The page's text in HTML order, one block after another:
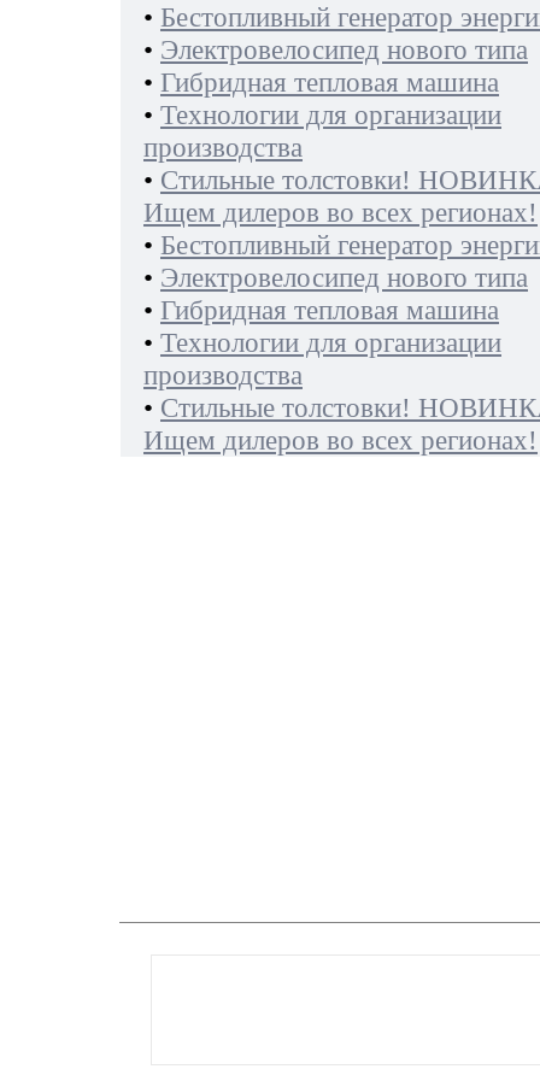
• Бестопливный генератор
• Электровелосипед нового типа
• Гибридная тепловая машина
• Технологии для организации
производства
• Стильные толстовки!
Ищем дилеров во всех регионах!
• Бестопливный генератор
• Электровелосипед нового типа
• Гибридная тепловая машина
• Технологии для организации
производства
• Стильные толстовки!
Ищем дилеров во всех регионах!